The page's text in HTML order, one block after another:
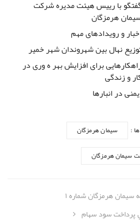
با رییس هیئت مدیره شرکت
هرمزگان
و رویدادهای مهم
نهال بین شهروندان شهر خمیر
برای افزایش بهر ه وری در
و زندگی
در انبارها
: سیمان هرمزگان
سیمان هرمزگان
سیمان هرمزگان شماره ۱
پرداخت سود سهام